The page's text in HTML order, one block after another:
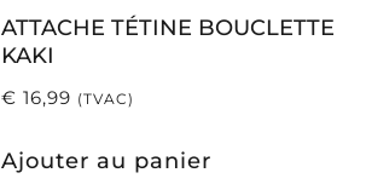
ATTACHE TÉTINE BOUCLETTE
KAKI
€ 16,99 (TVAC)
Ajouter au panier